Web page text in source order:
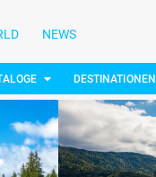
NEWS
DESTINATIONEN